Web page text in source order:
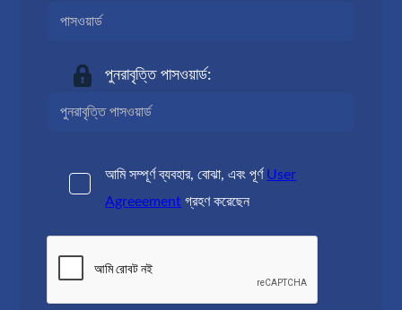
পুনরাবৃত্তি পাসওয়ার্ড:
আমি সম্পূর্ণ ব্যবহার, বোঝা, এবং পূর্ণ User
Agreeement গ্রহণ করেছেন